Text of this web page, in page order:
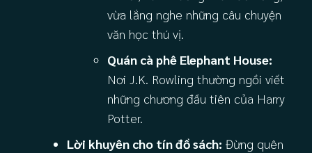
vừa lắng nghe những câu chuyện
văn học thú vị.
Quán cà phê Elephant House:
Nơi J.K. Rowling thường ngồi viết
những chương đầu tiên của Harry
Potter.
Lời khuyên cho tín đồ sách: Đừng quên